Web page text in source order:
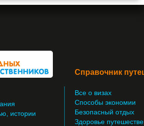
истории
Справочник
Все о визах
Способы экономии
Безопасный отдых
Здоровье